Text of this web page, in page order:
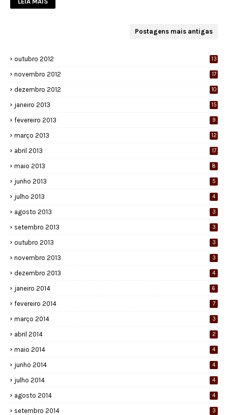
Postagens mais antigas
outubro 2012 13
novembro 2012 17
dezembro 2012 10
janeiro 2013 15
fevereiro 2013 9
março 2013 12
abril 2013 17
maio 2013 8
junho 2013 5
julho 2013 4
agosto 2013 3
setembro 2013 3
outubro 2013 3
novembro 2013 3
dezembro 2013 4
janeiro 2014 6
fevereiro 2014 7
março 2014 3
abril 2014 2
maio 2014 4
junho 2014 4
julho 2014 4
agosto 2014 4
setembro 2014 3